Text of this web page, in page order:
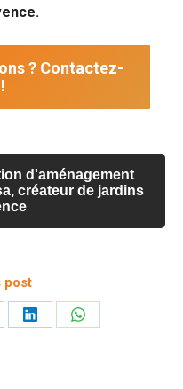
? Contactez-
d'aménagement
créateur de jardins
post
PartagerPartager